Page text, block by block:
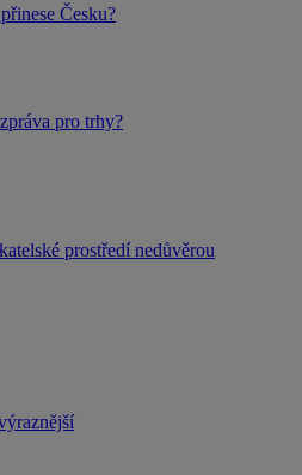
Česku?
pro trhy?
prostředí nedůvěrou